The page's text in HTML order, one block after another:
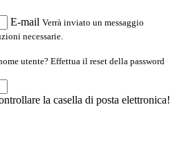
E-mail Verrà inviato un messaggio
necessarie.
utente? Effettua il reset della password
la casella di posta elettronica!